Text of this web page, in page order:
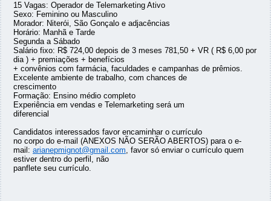
15 Vagas: Operador de Telemarketing Ativo
Sexo: Feminino ou Masculino
Morador: Niterói, São Gonçalo e adjacências
Horário: Manhã e Tarde
Segunda a Sábado
Salário fixo: R$ 724,00 depois de 3 meses 781,50 + VR ( R$ 6,00 por
dia ) + premiações + benefícios
+ convênios com farmácia, faculdades e campanhas de prêmios.
Excelente ambiente de trabalho, com chances de
crescimento
Formação: Ensino médio completo
Experiência em vendas e Telemarketing será um
diferencial
Candidatos interessados favor encaminhar o currículo
no corpo do e-mail (ANEXOS NÃO SERÃO ABERTOS) para o e-
mail: arianepmignot@gmail.com, favor só enviar o currículo quem
estiver dentro do perfil, não
panflete seu currículo.